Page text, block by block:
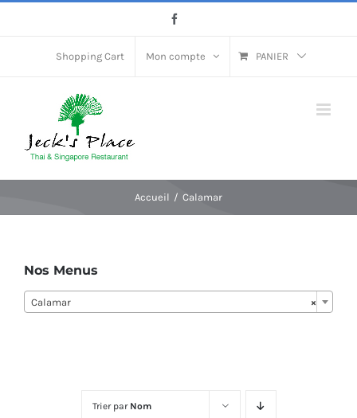
Shopping Cart Mon compte PANIER
Accueil Calamar
Trier par Nom
Nos Menus
×
Calamar